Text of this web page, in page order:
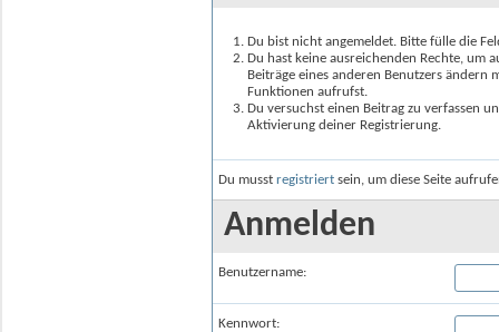
Du bist nicht angemeldet. Bitte fülle die
Du hast keine ausreichenden Rechte, um
Beiträge eines anderen Benutzers
Funktionen aufrufst.
Du versuchst einen Beitrag zu verfassen
Aktivierung deiner Registrierung.
Du musst registriert sein, um diese Seite
Anmelden
Benutzername:
Kennwort: